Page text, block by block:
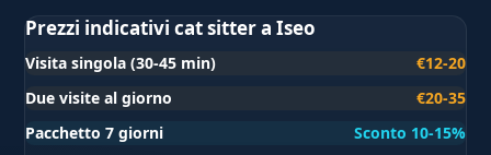
Prezzi indicativi cat sitter a Iseo
Visita singola (30-45 min)
€12-20
Due visite al giorno
€20-35
Pacchetto 7 giorni
Sconto 10-15%